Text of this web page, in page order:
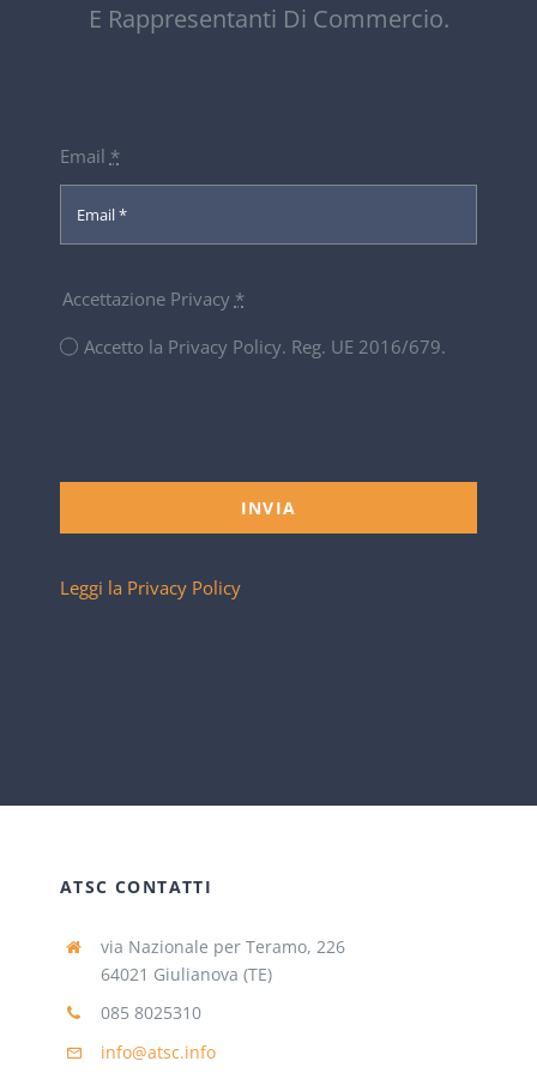
E Rappresentanti Di Commercio.
Email *
Accettazione Privacy *
Accetto la Privacy Policy. Reg. UE 2016/679.
INVIA
Leggi la Privacy Policy
ATSC CONTATTI
via Nazionale per Teramo, 226
64021 Giulianova (TE)
085 8025310
info@atsc.info